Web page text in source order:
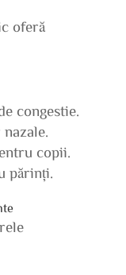
oferă
congestie.
copii.
părinți.